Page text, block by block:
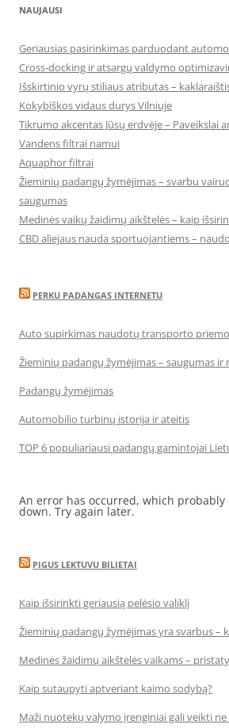
NAUJAUSI
Geriausias pasirinkimas parduodant
Cross-docking ir atsargų valdymo
Išskirtinio vyrų stiliaus atributas –
Kokybiškos vidaus durys Vilniuje
Tikrumo akcentas Jūsų erdvėje – Paveikslai
Vandens filtrai namui
Aquaphor filtrai
Žieminių padangų žymėjimas – svarbu
saugumas
Medinės vaikų žaidimų aikštelės – kaip
CBD aliejaus nauda sportuojantiems –
PERKU PADANGAS INTERNETU
Auto supirkimas naudotų transporto
Žieminių padangų žymėjimas – saugumas ir
Padangų žymėjimas
Automobilio turbinų istorija ir ateitis
TOP 6 populiariausi padangų gamintojai
An error has occurred, which probably
down. Try again later.
PIGUS LEKTUVU BILIETAI
Kaip išsirinkti geriausią pelėsio valiklį
Žieminių padangų žymėjimas yra svarbus –
Medinės žaidimų aikštelės vaikams –
Kaip sutaupyti aptveriant kaimo sodybą?
Maži nuotekų valymo įrenginiai gali veikti